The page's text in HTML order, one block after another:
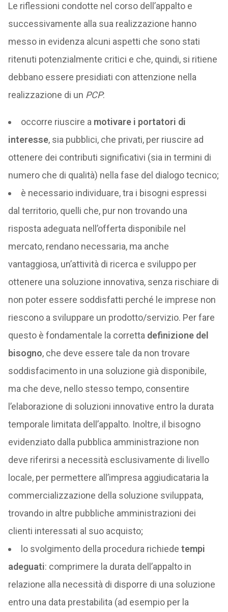
Le riflessioni condotte nel corso dell’appalto e
successivamente alla sua realizzazione hanno
messo in evidenza alcuni aspetti che sono stati
ritenuti potenzialmente critici e che, quindi, si ritiene
debbano essere presidiati con attenzione nella
realizzazione di un PCP:
occorre riuscire a motivare i portatori di
interesse, sia pubblici, che privati, per riuscire ad
ottenere dei contributi significativi (sia in termini di
numero che di qualità) nella fase del dialogo tecnico;
è necessario individuare, tra i bisogni espressi
dal territorio, quelli che, pur non trovando una
risposta adeguata nell’offerta disponibile nel
mercato, rendano necessaria, ma anche
vantaggiosa, un’attività di ricerca e sviluppo per
ottenere una soluzione innovativa, senza rischiare di
non poter essere soddisfatti perché le imprese non
riescono a sviluppare un prodotto/servizio. Per fare
questo è fondamentale la corretta definizione del
bisogno, che deve essere tale da non trovare
soddisfacimento in una soluzione già disponibile,
ma che deve, nello stesso tempo, consentire
l’elaborazione di soluzioni innovative entro la durata
temporale limitata dell’appalto. Inoltre, il bisogno
evidenziato dalla pubblica amministrazione non
deve riferirsi a necessità esclusivamente di livello
locale, per permettere all’impresa aggiudicataria la
commercializzazione della soluzione sviluppata,
trovando in altre pubbliche amministrazioni dei
clienti interessati al suo acquisto;
lo svolgimento della procedura richiede tempi
adeguati: comprimere la durata dell’appalto in
relazione alla necessità di disporre di una soluzione
entro una data prestabilita (ad esempio per la